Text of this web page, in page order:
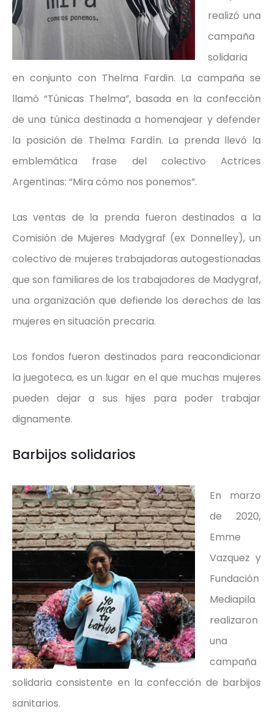
realizó una
campaña
solidaria
en conjunto con Thelma Fardin. La campaña se
llamó “Túnicas Thelma”, basada en la confección
de una túnica destinada a homenajear y defender
la posición de Thelma Fardín. La prenda llevó la
emblemática frase del colectivo Actrices
Argentinas: “Mira cómo nos ponemos”.
Las ventas de la prenda fueron destinados a la
Comisión de Mujeres Madygraf (ex Donnelley), un
colectivo de mujeres trabajadoras autogestionadas
que son familiares de los trabajadores de Madygraf,
una organización que defiende los derechos de las
mujeres en situación precaria.
Los fondos fueron destinados para reacondicionar
la juegoteca, es un lugar en el que muchas mujeres
pueden dejar a sus hijes para poder trabajar
dignamente.
Barbijos solidarios
En marzo
de 2020,
Emme
Vazquez y
Fundación
Mediapila
realizaron
una
campaña
solidaria consistente en la confección de barbijos
sanitarios.